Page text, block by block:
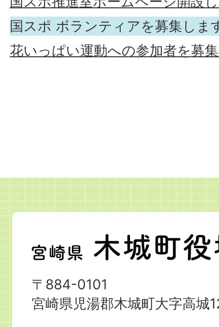
国スポ ボランティアを募集しま
花いっぱい運動への参加者を募
宮
崎
県
木
〒884-0101
宮崎県児湯郡木城町大字高城